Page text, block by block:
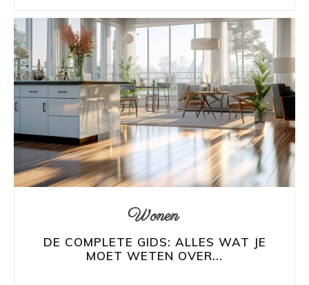
Wonen
DE COMPLETE GIDS: ALLES WAT JE
MOET WETEN OVER...